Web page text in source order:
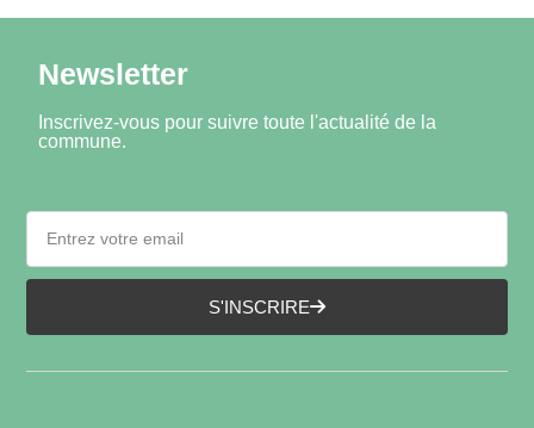
Newsletter
Inscrivez-vous pour suivre toute l'actualité de la
commune.
S'INSCRIRE